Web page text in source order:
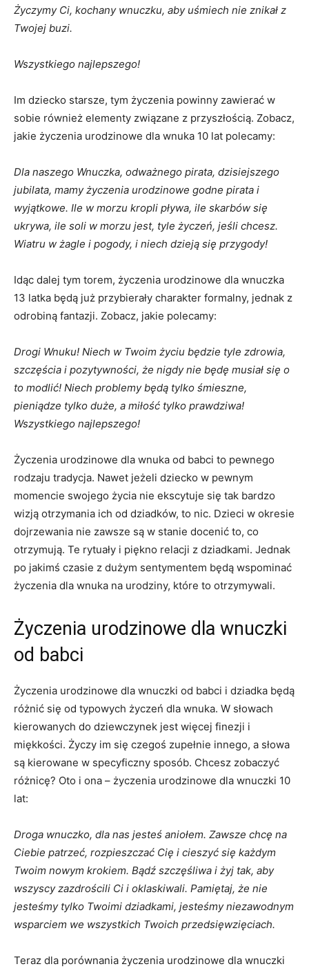
Życzymy Ci, kochany wnuczku, aby uśmiech nie znikał z
Twojej buzi.
Wszystkiego najlepszego!
Im dziecko starsze, tym życzenia powinny zawierać w
sobie również elementy związane z przyszłością. Zobacz,
jakie życzenia urodzinowe dla wnuka 10 lat polecamy:
Dla naszego Wnuczka, odważnego pirata, dzisiejszego
jubilata, mamy życzenia urodzinowe godne pirata i
wyjątkowe. Ile w morzu kropli pływa, ile skarbów się
ukrywa, ile soli w morzu jest, tyle życzeń, jeśli chcesz.
Wiatru w żagle i pogody, i niech dzieją się przygody!
Idąc dalej tym torem, życzenia urodzinowe dla wnuczka
13 latka będą już przybierały charakter formalny, jednak z
odrobiną fantazji. Zobacz, jakie polecamy:
Drogi Wnuku! Niech w Twoim życiu będzie tyle zdrowia,
szczęścia i pozytywności, że nigdy nie będę musiał się o
to modlić! Niech problemy będą tylko śmieszne,
pieniądze tylko duże, a miłość tylko prawdziwa!
Wszystkiego najlepszego!
Życzenia urodzinowe dla wnuka od babci to pewnego
rodzaju tradycja. Nawet jeżeli dziecko w pewnym
momencie swojego życia nie ekscytuje się tak bardzo
wizją otrzymania ich od dziadków, to nic. Dzieci w okresie
dojrzewania nie zawsze są w stanie docenić to, co
otrzymują. Te rytuały i piękno relacji z dziadkami. Jednak
po jakimś czasie z dużym sentymentem będą wspominać
życzenia dla wnuka na urodziny, które to otrzymywali.
Życzenia urodzinowe dla wnuczki
od babci
Życzenia urodzinowe dla wnuczki od babci i dziadka będą
różnić się od typowych życzeń dla wnuka. W słowach
kierowanych do dziewczynek jest więcej finezji i
miękkości. Życzy im się czegoś zupełnie innego, a słowa
są kierowane w specyficzny sposób. Chcesz zobaczyć
różnicę? Oto i ona – życzenia urodzinowe dla wnuczki 10
lat:
Droga wnuczko, dla nas jesteś aniołem. Zawsze chcę na
Ciebie patrzeć, rozpieszczać Cię i cieszyć się każdym
Twoim nowym krokiem. Bądź szczęśliwa i żyj tak, aby
wszyscy zazdrościli Ci i oklaskiwali. Pamiętaj, że nie
jesteśmy tylko Twoimi dziadkami, jesteśmy niezawodnym
wsparciem we wszystkich Twoich przedsięwzięciach.
Teraz dla porównania życzenia urodzinowe dla wnuczki